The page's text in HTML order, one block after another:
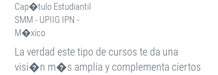
Cap�tulo Estudiantil
SMM - UPIIG IPN -
M�xico
La verdad este tipo de cursos te da una
visi�n m�s amplia y complementa ciertos